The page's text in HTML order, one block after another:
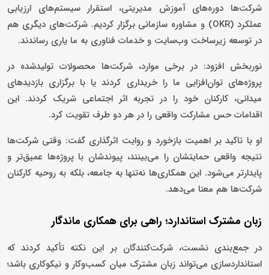
شرکت‌ها دوره‌های آموزش مدیریتی، استقرار سیستم‌های ارزیابی
عملکرد (OKR) و مشاوره سازمانی برگزار کردیم. شرکت‌های دیگری هم
در توسعه زیرساخت وب‌سایت و خدمات فناوری به ما یاری رساندند.
نوربخش افزود: در برخی موارد، شرکت‌ها محصولات تولیدشده در
پروژه‌های توان‌افزایی ما را خریداری کردند یا با برگزاری بازدیدهای
میدانی، کارکنان خود را در تجربه اثر اجتماعی شریک کردند. این
اقدامات حس مشارکت واقعی را در هر دو طرف تقویت کرد.
او با تاکید بر اهمیت بازخورد و روایت اثرگذاری گفت: وقتی شرکت‌ها
نتیجه واقعی حمایتشان را می‌بینند، پیوندشان با پروژه‌ها عمیق‌تر و
پایدارتر می‌شود. این همکاری‌ها نه‌تنها به جامعه، بلکه به روحیه کارکنان
شرکت‌ها هم معنا می‌دهد.
زبان مشترک استاندارد؛ راهی برای همکاری ماندگار
در جمع‌بندی نشست، شرکت‌کنندگان بر این نکته تأکید کردند که
استانداردسازی می‌تواند زبان مشترک میان کسب‌وکار و نیکوکاری باشد؛